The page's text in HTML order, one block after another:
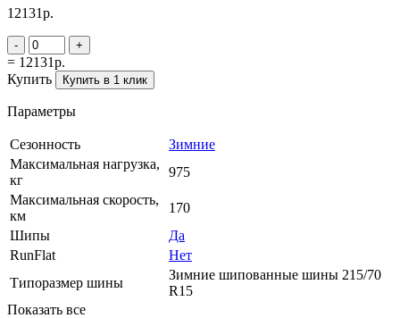
12131р.
- +
= 12131р.
Купить
Купить в 1 клик
Параметры
Сезонность
Зимние
Максимальная нагрузка,
кг
975
Максимальная скорость,
км
170
Шипы
Да
RunFlat
Нет
Типоразмер шины
Зимние шипованные шины 215/70
R15
Показать все